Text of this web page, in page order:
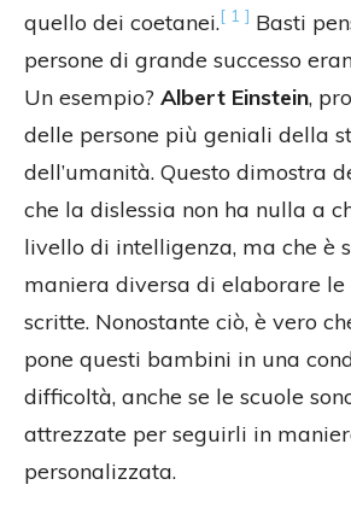
quello dei coetanei.[ 1 ] Basti
persone di grande successo
Un esempio? Albert Einstein,
delle persone più geniali della
dell’umanità. Questo dimostra
che la dislessia non ha nulla a
livello di intelligenza, ma che è
maniera diversa di elaborare
scritte. Nonostante ciò, è vero
pone questi bambini in una
difficoltà, anche se le scuole
attrezzate per seguirli in
personalizzata.